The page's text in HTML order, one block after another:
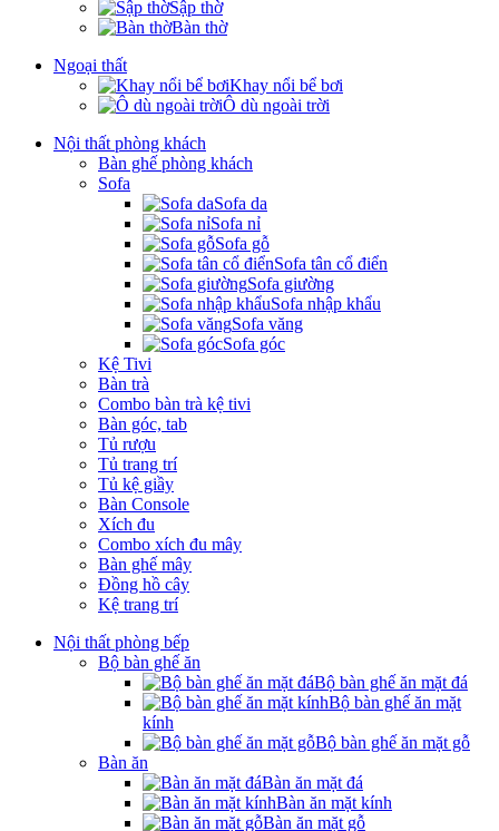
Sập thờ
Bàn thờ
Ngoại thất
Khay nổi bể bơi
Ô dù ngoài trời
Nội thất phòng khách
Bàn ghế phòng khách
Sofa
Sofa da
Sofa nỉ
Sofa gỗ
Sofa tân cổ điển
Sofa giường
Sofa nhập khẩu
Sofa văng
Sofa góc
Kệ Tivi
Bàn trà
Combo bàn trà kệ tivi
Bàn góc, tab
Tủ rượu
Tủ trang trí
Tủ kệ giầy
Bàn Console
Xích đu
Combo xích đu mây
Bàn ghế mây
Đồng hồ cây
Kệ trang trí
Nội thất phòng bếp
Bộ bàn ghế ăn
Bộ bàn ghế ăn mặt đá
Bộ bàn ghế ăn mặt
kính
Bộ bàn ghế ăn mặt gỗ
Bàn ăn
Bàn ăn mặt đá
Bàn ăn mặt kính
Bàn ăn mặt gỗ